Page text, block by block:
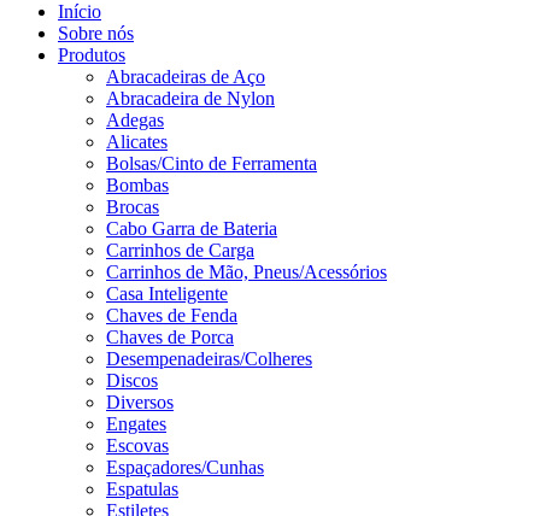
Início
Sobre nós
Produtos
Abracadeiras de Aço
Abracadeira de Nylon
Adegas
Alicates
Bolsas/Cinto de Ferramenta
Bombas
Brocas
Cabo Garra de Bateria
Carrinhos de Carga
Carrinhos de Mão, Pneus/Acessórios
Casa Inteligente
Chaves de Fenda
Chaves de Porca
Desempenadeiras/Colheres
Discos
Diversos
Engates
Escovas
Espaçadores/Cunhas
Espatulas
Estiletes